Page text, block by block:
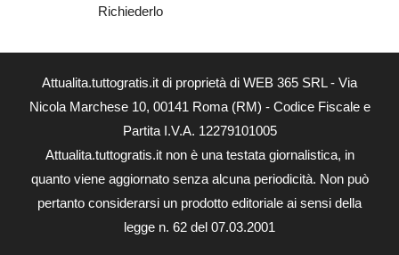
Richiederlo
Attualita.tuttogratis.it di proprietà di WEB 365 SRL - Via
Nicola Marchese 10, 00141 Roma (RM) - Codice Fiscale e
Partita I.V.A. 12279101005
Attualita.tuttogratis.it non è una testata giornalistica, in
quanto viene aggiornato senza alcuna periodicità. Non può
pertanto considerarsi un prodotto editoriale ai sensi della
legge n. 62 del 07.03.2001